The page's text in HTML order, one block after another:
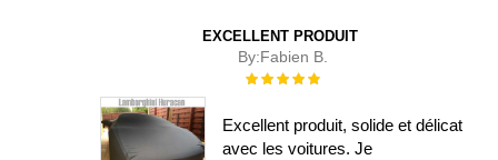
EXCELLENT PRODUIT
By:Fabien B.
Évaluation :
Excellent produit, solide et délicat
avec les voitures. Je